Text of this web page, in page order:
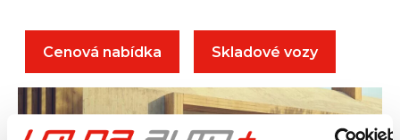
Cenová nabídka Skladové vozy